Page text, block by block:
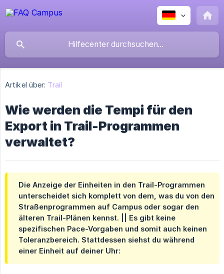
Artikel über: Trail
Wie werden die Tempi für den
Export in Trail-Programmen
verwaltet?
Die Anzeige der Einheiten in den Trail-Programmen
unterscheidet sich komplett von dem, was du von den
Straßenprogrammen auf Campus oder sogar den
älteren Trail-Plänen kennst. || Es gibt keine
spezifischen Pace-Vorgaben und somit auch keinen
Toleranzbereich. Stattdessen siehst du während
einer Einheit auf deiner Uhr: